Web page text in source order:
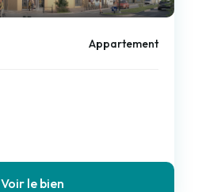
Appartement
Voir le bien